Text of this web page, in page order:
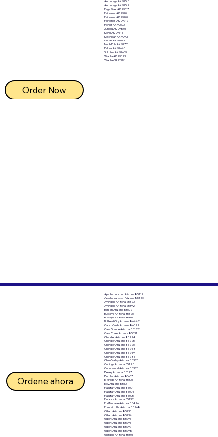
Order Now
Anchorage AK 99516
Anchorage AK 99517
Eagle River AK 99577
Fairbanks AK 99701
Fairbanks AK 99709
Fairbanks AK 99712
Homer AK 99603
Juneau AK 99801
Kenai AK 99611
Ketchikan AK 99901
Kodiak AK 99615
North Pole AK 99705
Palmer AK 99645
Soldotna AK 99669
Wasilla AK 99623
Wasilla AK 99654
Ordene ahora
Apache Junction Arizona 85119
Apache Junction Arizona 85120
Avondale Arizona 85323
Avondale Arizona 85392
Benson Arizona 85602
Buckeye Arizona 85326
Buckeye Arizona 85396
Bullhead City Arizona 86442
Camp Verde Arizona 86322
Casa Grande Arizona 85122
Cave Creek Arizona 85331
Chandler Arizona 85224
Chandler Arizona 85225
Chandler Arizona 85226
Chandler Arizona 85248
Chandler Arizona 85249
Chandler Arizona 85286
Chino Valley Arizona 86323
Coolidge Arizona 85128
Cottonwood Arizona 86326
Dewey Arizona 86327
Douglas Arizona 85607
El Mirage Arizona 85335
Eloy Arizona 85131
Flagstaff Arizona 86001
Flagstaff Arizona 86004
Flagstaff Arizona 86005
Florence Arizona 85132
Fort Mohave Arizona 86426
Fountain Hills Arizona 85268
Gilbert Arizona 85233
Gilbert Arizona 85234
Gilbert Arizona 85295
Gilbert Arizona 85296
Gilbert Arizona 85297
Gilbert Arizona 85298
Glendale Arizona 85301